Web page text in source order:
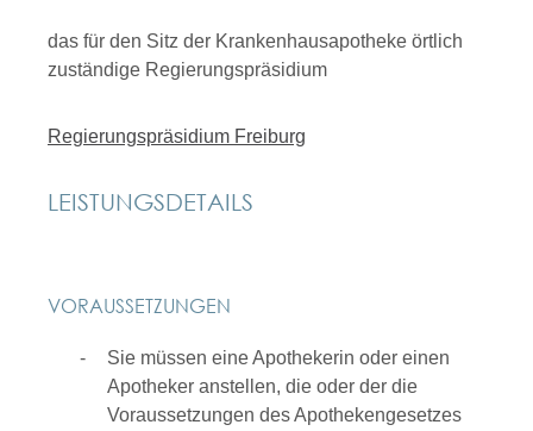
das für den Sitz der Krankenhausapotheke örtlich
zuständige Regierungspräsidium
Regierungspräsidium Freiburg
LEISTUNGSDETAILS
VORAUSSETZUNGEN
Sie müssen eine Apothekerin oder einen
Apotheker anstellen, die oder der die
Voraussetzungen des Apothekengesetzes